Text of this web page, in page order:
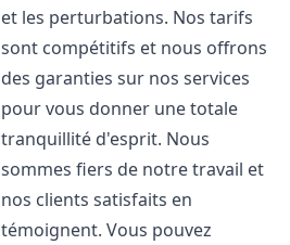
et les perturbations. Nos tarifs
sont compétitifs et nous offrons
des garanties sur nos services
pour vous donner une totale
tranquillité d'esprit. Nous
sommes fiers de notre travail et
nos clients satisfaits en
témoignent. Vous pouvez